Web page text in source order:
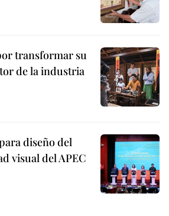
transformar su
de la industria
diseño del
visual del APEC